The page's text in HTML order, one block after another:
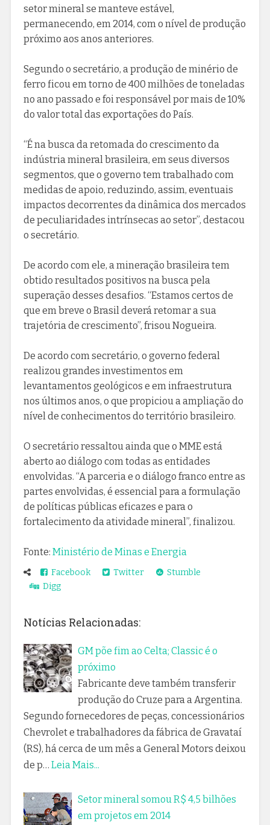
setor mineral se manteve estável,
permanecendo, em 2014, com o nível de produção
próximo aos anos anteriores.
Segundo o secretário, a produção de minério de
ferro ficou em torno de 400 milhões de toneladas
no ano passado e foi responsável por mais de 10%
do valor total das exportações do País.
“É na busca da retomada do crescimento da
indústria mineral brasileira, em seus diversos
segmentos, que o governo tem trabalhado com
medidas de apoio, reduzindo, assim, eventuais
impactos decorrentes da dinâmica dos mercados
de peculiaridades intrínsecas ao setor”, destacou
o secretário.
De acordo com ele, a mineração brasileira tem
obtido resultados positivos na busca pela
superação desses desafios. “Estamos certos de
que em breve o Brasil deverá retomar a sua
trajetória de crescimento”, frisou Nogueira.
De acordo com secretário, o governo federal
realizou grandes investimentos em
levantamentos geológicos e em infraestrutura
nos últimos anos, o que propiciou a ampliação do
nível de conhecimentos do território brasileiro.
O secretário ressaltou ainda que o MME está
aberto ao diálogo com todas as entidades
envolvidas. “A parceria e o diálogo franco entre as
partes envolvidas, é essencial para a formulação
de políticas públicas eficazes e para o
fortalecimento da atividade mineral”, finalizou.
Fonte: Ministério de Minas e Energia
Facebook Twitter
Stumble
Digg
Notícias Relacionadas:
GM põe fim ao Celta; Classic é o
próximo
Fabricante deve também transferir
produção do Cruze para a Argentina.
Segundo fornecedores de peças, concessionários
Chevrolet e trabalhadores da fábrica de Gravataí
(RS), há cerca de um mês a General Motors deixou
de p… Leia Mais...
Setor mineral somou R$ 4,5 bilhões
em projetos em 2014